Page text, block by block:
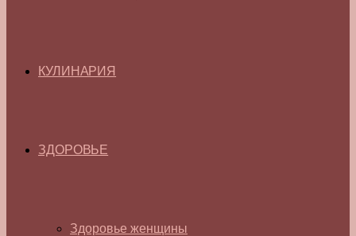
КУЛИНАРИЯ
ЗДОРОВЬЕ
Здоровье женщины